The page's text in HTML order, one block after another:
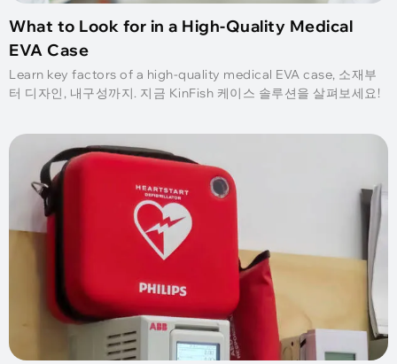
What to Look for in a High-Quality Medical
EVA Case
Learn key factors of a high-quality medical EVA case, 소재부
터 디자인, 내구성까지. 지금 KinFish 케이스 솔루션을 살펴보세요!